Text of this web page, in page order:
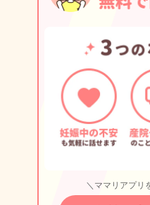
＼ママリアプリ